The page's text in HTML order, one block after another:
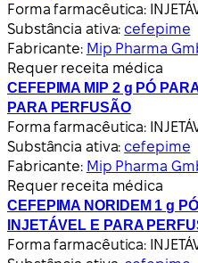
Forma farmacêutica:
Substância ativa: cefepime
Fabricante: Mip Pharma
Requer receita médica
CEFEPIMA MIP 2 g PÓ
PARA PERFUSÃO
Forma farmacêutica:
Substância ativa: cefepime
Fabricante: Mip Pharma
Requer receita médica
CEFEPIMA NORIDEM 1 g
INJETÁVEL E PARA
Forma farmacêutica: